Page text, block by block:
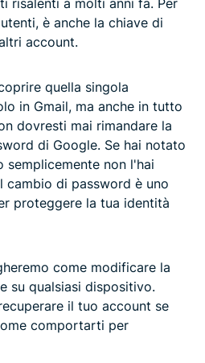
è anche la chiave di
account.
quella singola
in Gmail, ma anche in tutto
dovresti mai rimandare la
di Google. Se hai notato
non l'hai
cambio di password è uno
proteggere la tua identità
come modificare la
su qualsiasi dispositivo.
il tuo account se
comportarti per